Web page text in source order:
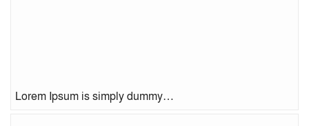
Lorem Ipsum is simply dummy…